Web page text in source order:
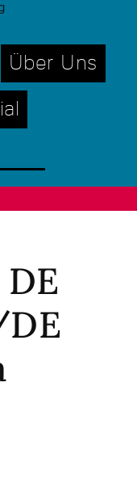
Über Uns